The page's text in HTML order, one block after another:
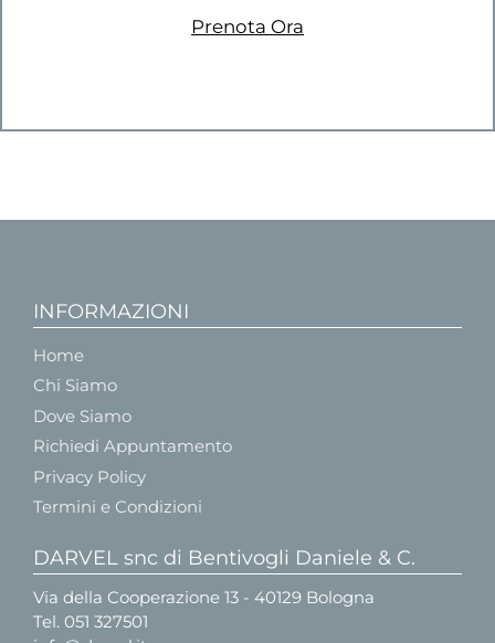
Prenota Ora
INFORMAZIONI
Home
Chi Siamo
Dove Siamo
Richiedi Appuntamento
Privacy Policy
Termini e Condizioni
DARVEL snc di Bentivogli Daniele & C.
Via della Cooperazione 13 - 40129 Bologna
Tel. 051 327501